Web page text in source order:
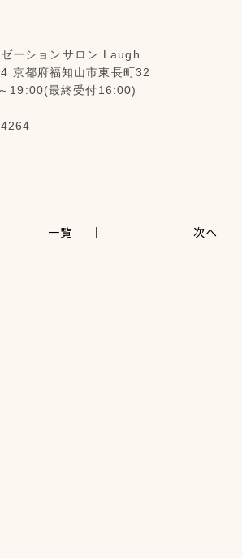
ーションサロン Laugh.
京都府福知山市東長町32
19:00(最終受付16:00)
一覧 次へ